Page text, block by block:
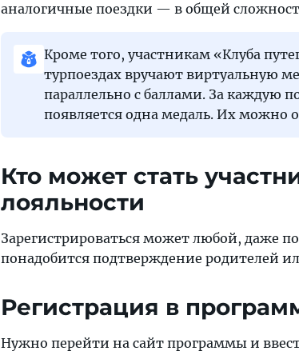
аналогичные поездки — в общей
Кроме того, участникам «Клуба
турпоездах вручают виртуальную
параллельно с баллами. За каждую
появляется одна медаль. Их можно
Кто может стать
лояльности
Зарегистрироваться может любой, даже
понадобится подтверждение родителей
Регистрация в
Нужно перейти на сайт программы и